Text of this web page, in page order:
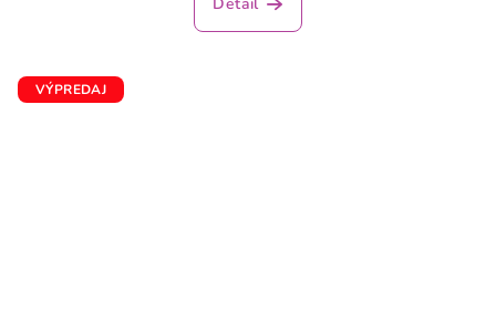
VÝPREDAJ